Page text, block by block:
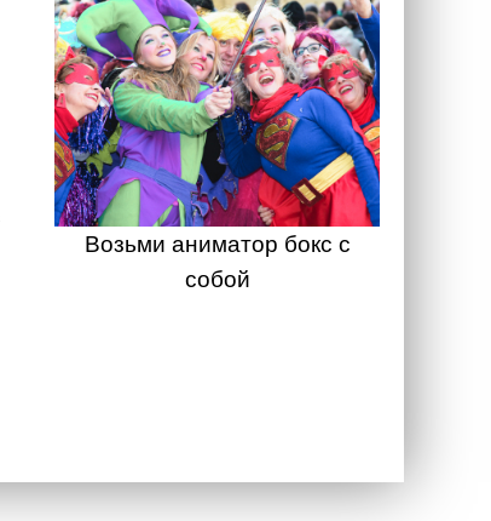
Возьми аниматор бокс с
собой